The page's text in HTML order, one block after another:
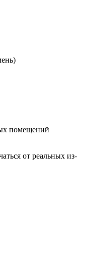
помещений
от реальных из-